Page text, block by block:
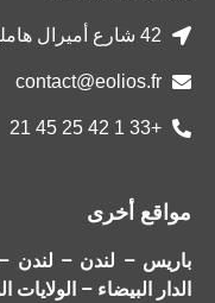
42 شارع أميرال هاملين, 75116 باريس
contact@eolios.fr
+33 1 42 25 45 21
مواقع أخرى
باريس – لندن – لندن
الدار البيضاء – الولايات